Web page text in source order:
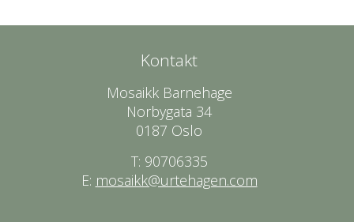
Kontakt
Mosaikk Barnehage
Norbygata 34
0187 Oslo
T: 90706335
E: mosaikk@urtehagen.com